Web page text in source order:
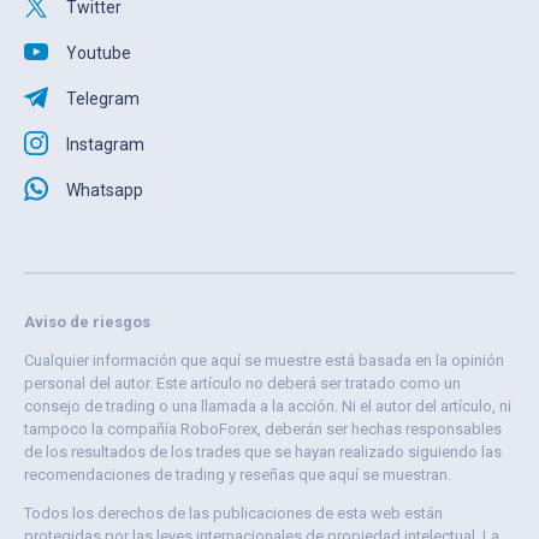
Twitter
Youtube
Telegram
Instagram
Whatsapp
Aviso de riesgos
Cualquier información que aquí se muestre está basada en la opinión
personal del autor. Este artículo no deberá ser tratado como un
consejo de trading o una llamada a la acción. Ni el autor del artículo, ni
tampoco la compañía RoboForex, deberán ser hechas responsables
de los resultados de los trades que se hayan realizado siguiendo las
recomendaciones de trading y reseñas que aquí se muestran.
Todos los derechos de las publicaciones de esta web están